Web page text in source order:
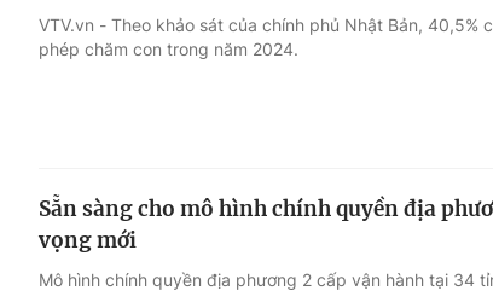
VTV.vn - Theo khảo sát của chính phủ Nhật Bản,
phép chăm con trong năm 2024.
Sẵn sàng cho mô hình chính quyền địa
vọng mới
Mô hình chính quyền địa phương 2 cấp vận hành tại 34